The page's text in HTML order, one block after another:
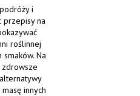
i
przepisy na
roślinnej
Na
innych